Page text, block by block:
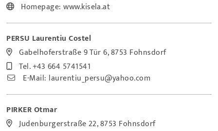
Homepage:www.kisela.at
PERSU Laurentiu Costel
Gabelhoferstraße 9 Tür 6, 8753 Fohnsdorf
Tel.+43 664 5741541
E-Mail: laurentiu_persu@yahoo.com
PIRKER Otmar
Judenburgerstraße 22, 8753 Fohnsdorf